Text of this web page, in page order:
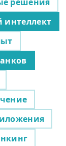
интеллект